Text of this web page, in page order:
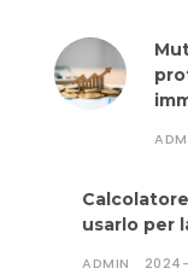
usarlo per
ADMIN